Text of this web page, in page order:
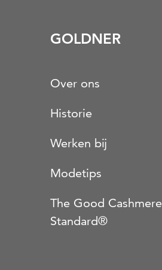
GOLDNER
Over ons
Historie
Werken bij
Modetips
The Good Cashmere
Standard®